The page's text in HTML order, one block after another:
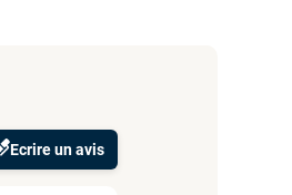
Ecrire un avis